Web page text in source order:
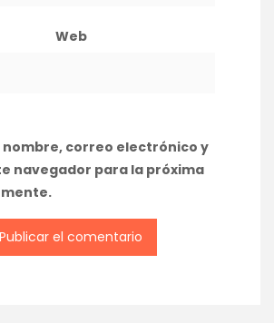
Web
nombre, correo electrónico y
navegador para la próxima